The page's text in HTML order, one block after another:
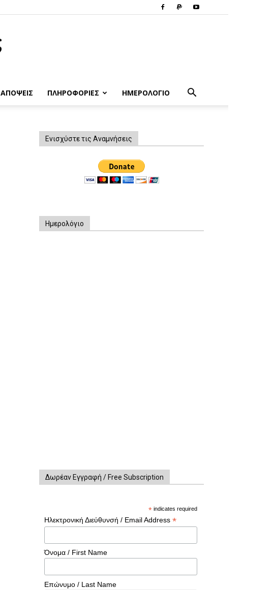
ΑΠΟΨΕΙΣ ΠΛΗΡΟΦΟΡΙΕΣ ΗΜΕΡΟΛΟΓΙΟ
Ενισχύστε τις Αναμνήσεις
Ημερολόγιο
Δωρέαν Εγγραφή / Free Subscription
* indicates required
Ηλεκτρονική Διεύθυνσή / Email Address *
Όνομα / First Name
Επώνυμο / Last Name